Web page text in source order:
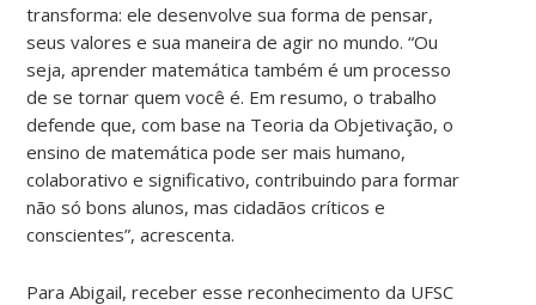
transforma: ele desenvolve sua forma de pensar,
seus valores e sua maneira de agir no mundo. “Ou
seja, aprender matemática também é um processo
de se tornar quem você é. Em resumo, o trabalho
defende que, com base na Teoria da Objetivação, o
ensino de matemática pode ser mais humano,
colaborativo e significativo, contribuindo para formar
não só bons alunos, mas cidadãos críticos e
conscientes”, acrescenta.
Para Abigail, receber esse reconhecimento da UFSC